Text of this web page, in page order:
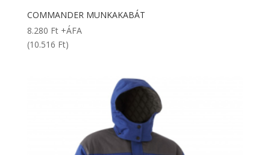
COMMANDER MUNKAKABÁT
8.280 Ft +ÁFA
(10.516 Ft)